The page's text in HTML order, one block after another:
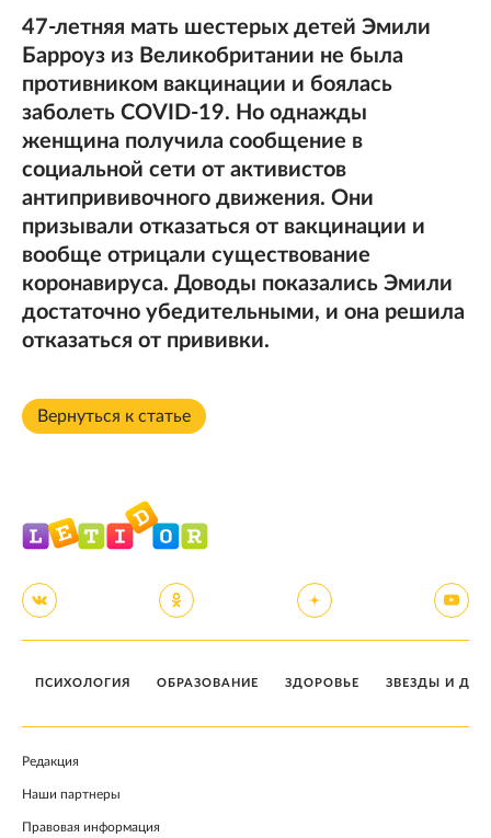
47-летняя мать шестерых детей Эмили
Барроуз из Великобритании не была
противником вакцинации и боялась
заболеть COVID-19. Но однажды
женщина получила сообщение в
социальной сети от активистов
антипрививочного движения. Они
призывали отказаться от вакцинации и
вообще отрицали существование
коронавируса. Доводы показались Эмили
достаточно убедительными, и она решила
отказаться от прививки.
Вернуться к статье
ПСИХОЛОГИЯ ОБРАЗОВАНИЕ ЗДОРОВЬЕ ЗВЕЗДЫ И
Редакция
Наши партнеры
Правовая информация